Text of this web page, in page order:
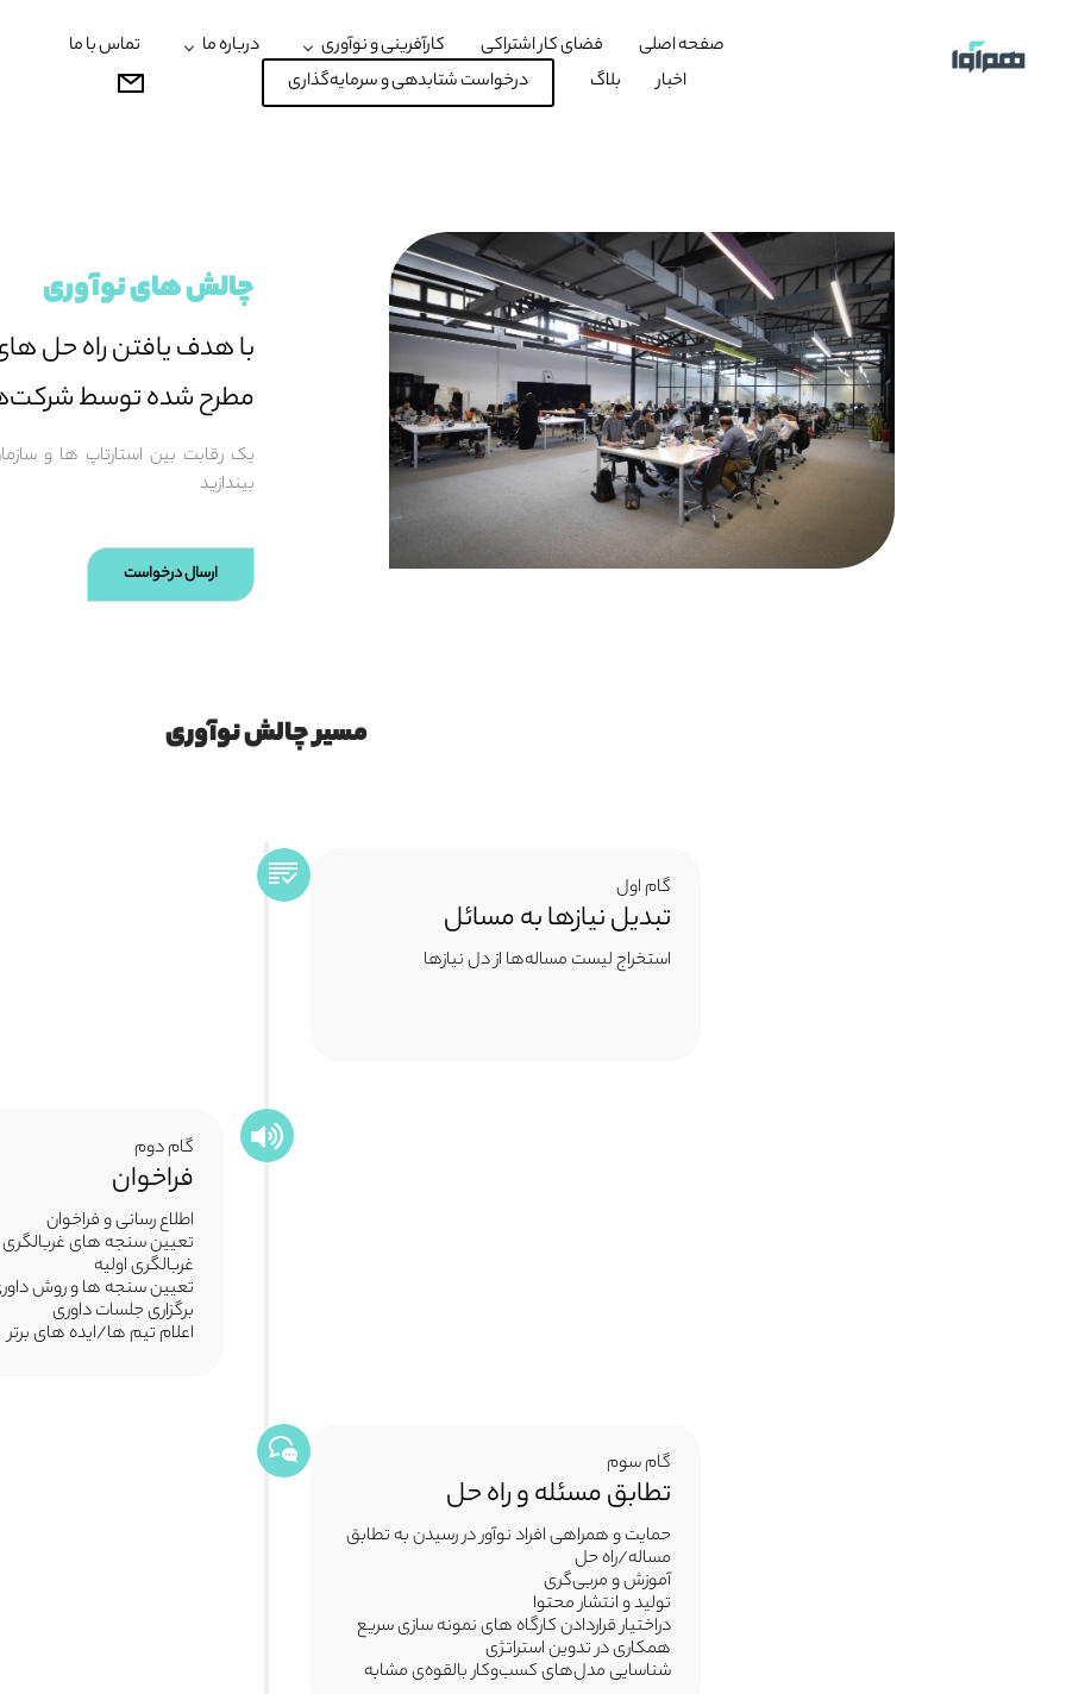
صفحه اصلی فضای کار اشتراکی کارآفرینی و نوآوری درباره ما
تماس با ما
اخبار
بلاگ درخواست شتابدهی و سرمایه‌گذاری
چالش های نوآوری
با هدف یافتن راه حل
مطرح شده توسط
یک رقابت بین استارتاپ ها و
بیندازید
ارسال درخواست
مسیر چالش نوآوری
گام اول
تبدیل نیازها به مسائل
استخراج لیست مساله‌ها از دل نیازها
گام دوم
فراخوان
اطلاع رسانی و فراخوان
تعیین سنجه های غربالگری
غربالگری اولیه
تعیین سنجه ها و روش
برگزاری جلسات داوری
اعلام تیم ها/ایده های برتر
گام سوم
تطابق مسئله و راه حل
حمایت و همراهی افراد نوآور در رسیدن به تطابق
مساله/راه حل
آموزش و مربی‌گری
تولید و انتشار محتوا
دراختیار قراردادن کارگاه های نمونه سازی سریع
همکاری در تدوین استراتژی
شناسایی مدل‌های کسب‌وکار بالقوه‌ی مشابه